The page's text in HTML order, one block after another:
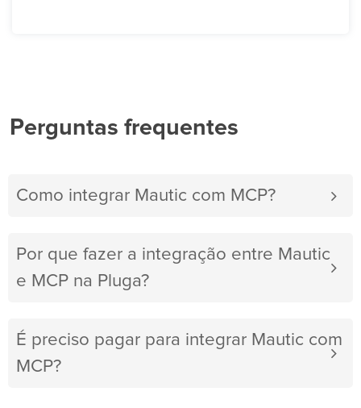
Perguntas frequentes
Como integrar Mautic com MCP?
Por que fazer a integração entre Mautic
e MCP na Pluga?
É preciso pagar para integrar Mautic com
MCP?